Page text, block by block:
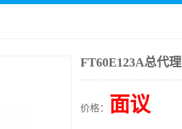
FT60E123A总代理
价格： 面议